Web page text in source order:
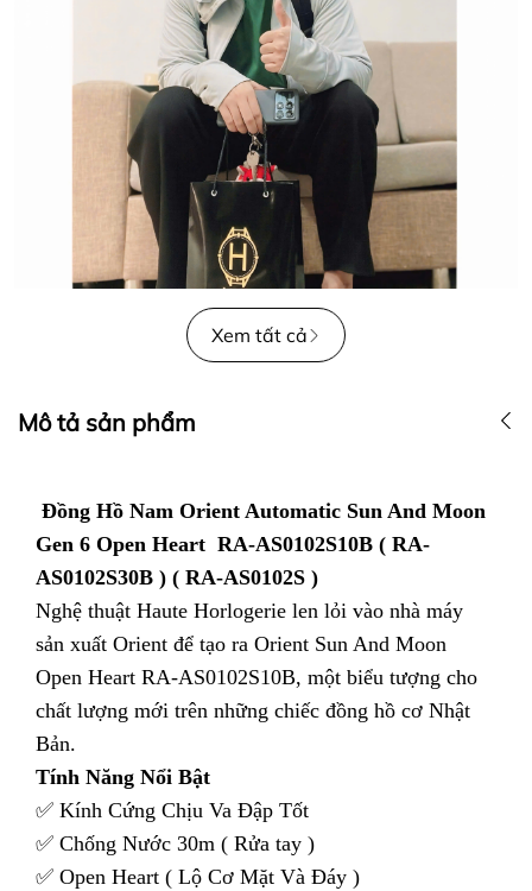
Xem tất cả
Mô tả sản phẩm
Đồng Hồ Nam Orient Automatic Sun And Moon
Gen 6 Open Heart RA-AS0102S10B ( RA-
AS0102S30B ) ( RA-AS0102S )
Nghệ thuật Haute Horlogerie len lỏi vào nhà máy
sản xuất Orient để tạo ra Orient Sun And Moon
Open Heart RA-AS0102S10B, một biểu tượng cho
chất lượng mới trên những chiếc đồng hồ cơ Nhật
Bản.
Tính Năng Nổi Bật
✅ Kính Cứng Chịu Va Đập Tốt
✅ Chống Nước 30m ( Rửa tay )
✅ Open Heart ( Lộ Cơ Mặt Và Đáy )